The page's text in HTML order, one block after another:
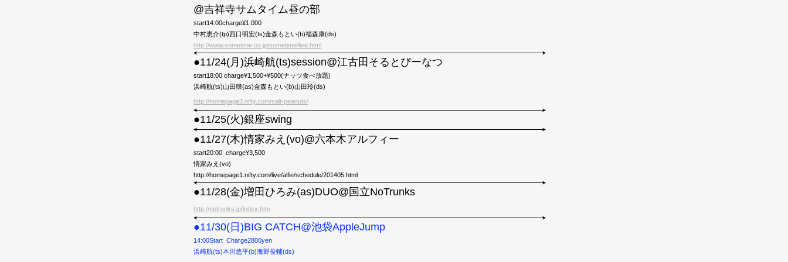
@吉祥寺サムタイム昼の部
start14:00charge¥1,000
中村恵介(tp)西口明宏(ts)金森もとい(b)福森康(ds)
http://www.sometime.co.jp/sometime/live.html
●11/24(月)浜崎航(ts)session@江古田そるとぴーなつ
start18:00 charge¥1,500+¥500(ナッツ食べ放題)
浜崎航(ts)山田穣(as)金森もとい(b)山田玲(ds)
http://homepage3.nifty.com/salt-peanuts/
●11/25(火)銀座swing
●11/27(木)情家みえ(vo)@六本木アルフィー
start20:00 charge¥3,500
情家みえ(vo)
http://homepage1.nifty.com/live/alfie/schedule/201405.html
●11/28(金)増田ひろみ(as)DUO@国立NoTrunks
http://notrunks.jp/index.htm
●11/30(日)BIG CATCH@池袋AppleJump
14:00Start Charge2800yen
浜崎航(ts)本川悠平(b)海野俊輔(ds)